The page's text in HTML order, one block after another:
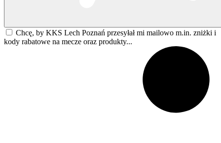
Chcę, by KKS Lech Poznań przesyłał mi mailowo m.in. zniżki i
kody rabatowe na mecze oraz produkty...